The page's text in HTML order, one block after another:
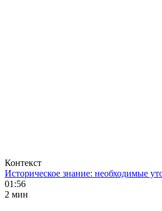
Контекст
Историческое знание: необходимые
01:56
2 мин